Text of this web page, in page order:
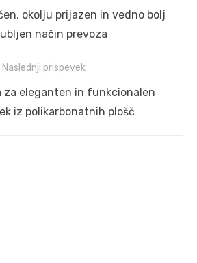
okolju prijazen in vedno bolj
način prevoza
Naslednji prispevek
za eleganten in funkcionalen
iz polikarbonatnih plošč